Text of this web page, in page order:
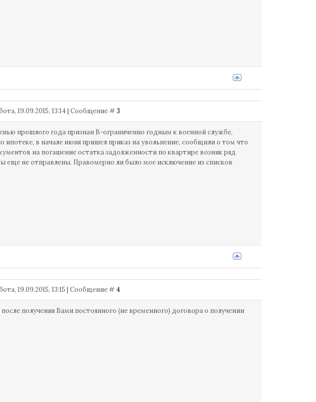
19.09.2015, 13:14 | Сообщение #3
прошлого года признан В-ограниченно годным к военной службе,
ипотеке, в начале июня пришел приказ на увольнение, сообщили о том что
на погашение остатка задолженности по квартире возник ряд
еще не отправлены. Правомерно ли было мое исключение из списков
19.09.2015, 13:15 | Сообщение #4
получения Вами постоянного (не временного) договора о получении